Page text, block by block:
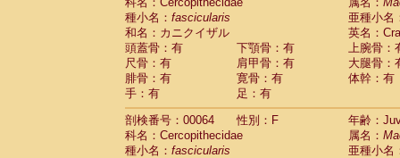
種小名： fascicularis
亜種小名
和名：カニクイザル
英名：
頭蓋骨：有
下顎骨：有
上腕骨：
尺骨：有
肩甲骨：有
大腿骨：
腓骨：有
寛骨：有
体幹：有
手：有
足：有
剖検番号：00064
性別：F
年齢：
科名：Cercopithecidae
属名：
種小名： fascicularis
亜種小名